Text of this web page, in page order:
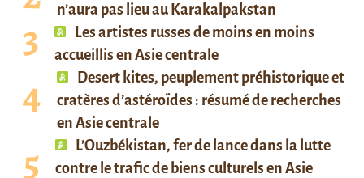
n’aura pas lieu au Karakalpakstan
Les artistes russes de moins en moins
accueillis en Asie centrale
Desert kites, peuplement préhistorique et
cratères d’astéroïdes : résumé de recherches
en Asie centrale
L’Ouzbékistan, fer de lance dans la lutte
contre le trafic de biens culturels en Asie